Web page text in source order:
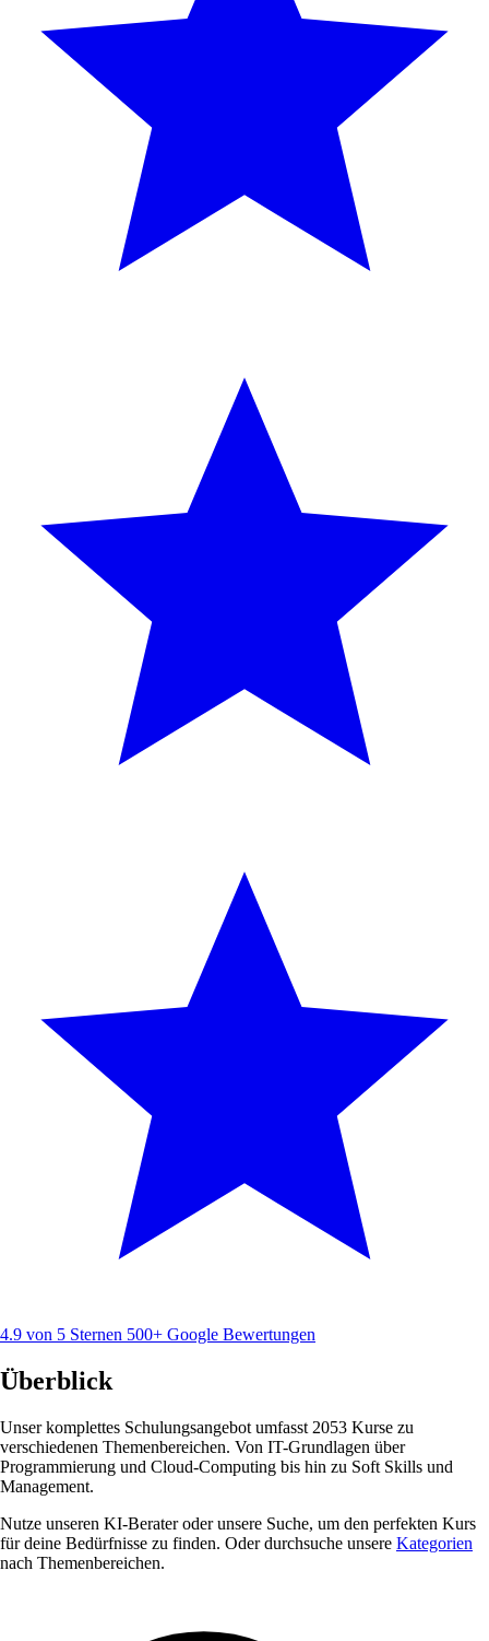
4.9 von 5 Sternen 500+ Google Bewertungen
Überblick
Unser komplettes Schulungsangebot umfasst 2053 Kurse zu
verschiedenen Themenbereichen. Von IT-Grundlagen über
Programmierung und Cloud-Computing bis hin zu Soft Skills und
Management.
Nutze unseren KI-Berater oder unsere Suche, um den perfekten Kurs
für deine Bedürfnisse zu finden. Oder durchsuche unsere Kategorien
nach Themenbereichen.